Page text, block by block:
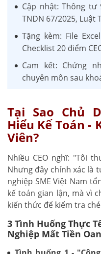
Cập nhật: Thông tư
TNDN 67/2025, Luật
Tặng kèm: File
Checklist 20 điểm
Cam kết: Chứng
chuyên môn sau
Tại Sao Chủ
Hiểu Kế Toán -
Viên?
Nhiều CEO nghĩ: "Tôi
Nhưng đây chính xác là
nghiệp SME Việt Nam
kế toán gian lận, mà vì
kiến thức để kiểm tra
3 Tình Huống Thực
Nghiệp Mất Tiền